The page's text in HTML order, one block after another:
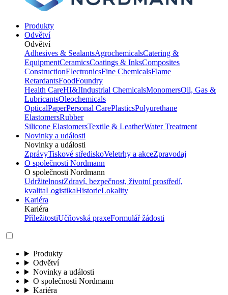
Produkty
Odvětví
Odvětví
Adhesives & SealantsAgrochemicalsCatering &
EquipmentCeramicsCoatings & InksComposites
ConstructionElectronicsFine ChemicalsFlame
RetardantsFoodFoundry
Health CareHI&IIndustrial ChemicalsMonomersOil, Gas &
LubricantsOleochemicals
OpticalPaperPersonal CarePlasticsPolyurethane
ElastomersRubber
Silicone ElastomersTextile & LeatherWater Treatment
Novinky a události
Novinky a události
ZprávyTiskové střediskoVeletrhy a akceZpravodaj
O společnosti Nordmann
O společnosti Nordmann
UdržitelnostZdraví, bezpečnost, životní prostředí,
kvalitaLogistikaHistorieLokality
Kariéra
Kariéra
PříležitostiUčňovská praxeFormulář žádosti
Produkty
Odvětví
Novinky a události
O společnosti Nordmann
Kariéra